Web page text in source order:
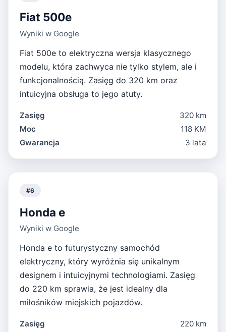
Fiat 500e
Wyniki w Google
Fiat 500e to elektryczna wersja klasycznego
modelu, która zachwyca nie tylko stylem, ale i
funkcjonalnością. Zasięg do 320 km oraz
intuicyjna obsługa to jego atuty.
Zasięg
320 km
Moc
118 KM
Gwarancja
3 lata
#6
Honda e
Wyniki w Google
Honda e to futurystyczny samochód
elektryczny, który wyróżnia się unikalnym
designem i intuicyjnymi technologiami. Zasięg
do 220 km sprawia, że jest idealny dla
miłośników miejskich pojazdów.
Zasięg
220 km